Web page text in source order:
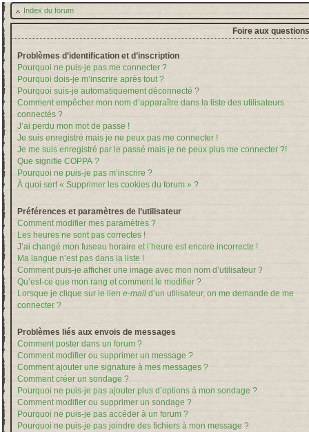
Index du forum
Foire aux
Problèmes d’identification et d’inscription
Pourquoi ne puis-je pas me connecter ?
Pourquoi dois-je m’inscrire après tout ?
Pourquoi suis-je automatiquement déconnecté ?
Comment empêcher mon nom d’apparaître dans la liste des utilisateurs
connectés ?
J’ai perdu mon mot de passe !
Je suis enregistré mais je ne peux pas me connecter !
Je me suis enregistré par le passé mais je ne peux plus me connecter ?!
Que signifie COPPA ?
Pourquoi ne puis-je pas m’inscrire ?
À quoi sert « Supprimer les cookies du forum » ?
Préférences et paramètres de l’utilisateur
Comment modifier mes paramètres ?
Les heures ne sont pas correctes !
J’ai changé mon fuseau horaire et l’heure est encore incorrecte !
Ma langue n’est pas dans la liste !
Comment puis-je afficher une image avec mon nom d’utilisateur ?
Qu’est-ce que mon rang et comment le modifier ?
Lorsque je clique sur le lien e-mail d’un utilisateur, on me demande de me
connecter ?
Problèmes liés aux envois de messages
Comment poster dans un forum ?
Comment modifier ou supprimer un message ?
Comment ajouter une signature à mes messages ?
Comment créer un sondage ?
Pourquoi ne puis-je pas ajouter plus d’options à mon sondage ?
Comment modifier ou supprimer un sondage ?
Pourquoi ne puis-je pas accéder à un forum ?
Pourquoi ne puis-je pas joindre des fichiers à mon message ?